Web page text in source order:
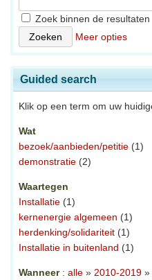
Zoek binnen de resultaten
Meer opties
Guided search
Klik op een term om uw
Wat
bezoek/aanbieden/petitie (1)
demonstratie (2)
Waartegen
Installatie (1)
kernenergie algemeen (1)
herdenking/solidariteit (1)
Installatie in buitenland (1)
Wanneer : alle » 2010-2019 »